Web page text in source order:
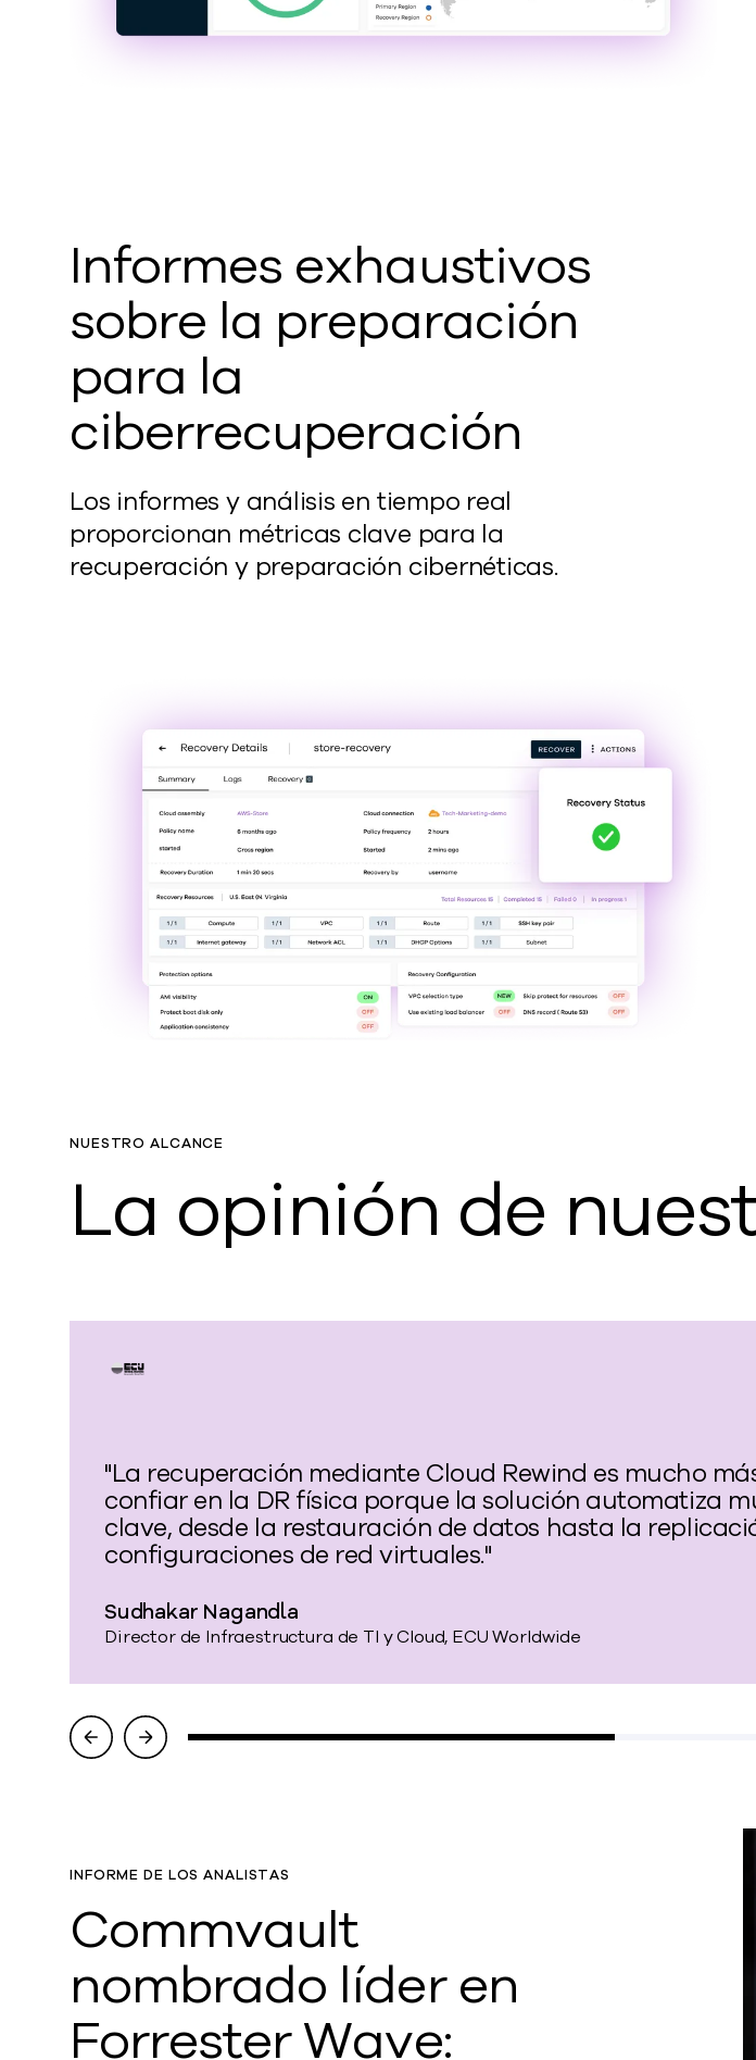
Informes exhaustivos
sobre la preparación
para la
ciberrecuperación
Los informes y análisis en tiempo real
proporcionan métricas clave para la
recuperación y preparación cibernéticas.
NUESTRO ALCANCE
La opinión de
"La recuperación mediante Cloud Rewind es mucho
confiar en la DR física porque la solución automatiza
clave, desde la restauración de datos hasta la
configuraciones de red virtuales."
Sudhakar Nagandla
Director de Infraestructura de TI y Cloud, ECU Worldwide
INFORME DE LOS ANALISTAS
Commvault
nombrado líder en
Forrester Wave: